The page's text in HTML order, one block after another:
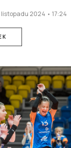
listopadu 2024 • 17:24